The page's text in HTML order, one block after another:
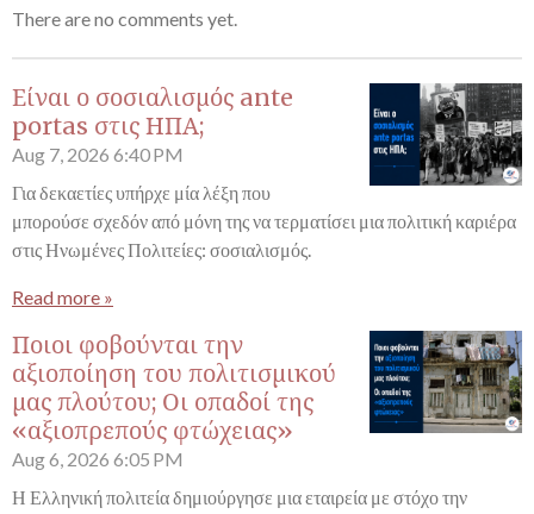
There are no comments yet.
Είναι ο σοσιαλισμός ante
portas στις ΗΠΑ;
Aug 7, 2026 6:40 PM
Για δεκαετίες υπήρχε μία λέξη που
μπορούσε σχεδόν από μόνη της να τερματίσει μια πολιτική καριέρα
στις Ηνωμένες Πολιτείες: σοσιαλισμός.
Read more »
Ποιοι φοβούνται την
αξιοποίηση του πολιτισμικού
μας πλούτου; Οι οπαδοί της
«αξιοπρεπούς φτώχειας»
Aug 6, 2026 6:05 PM
Η Ελληνική πολιτεία δημιούργησε μια εταιρεία με στόχο την